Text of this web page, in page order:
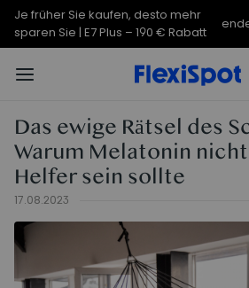
Je früher Sie kaufen, desto mehr
Rabatt
Das ewige Rätsel des
Warum Melatonin
Helfer sein sollte
17.08.2023